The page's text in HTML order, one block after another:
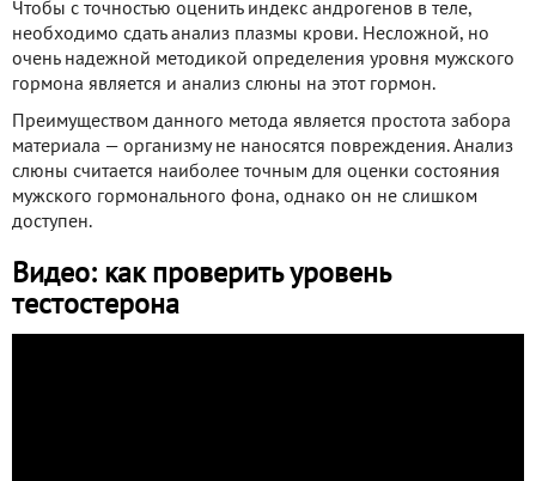
Чтобы с точностью оценить индекс андрогенов в теле,
необходимо сдать анализ плазмы крови. Несложной, но
очень надежной методикой определения уровня мужского
гормона является и анализ слюны на этот гормон.
Преимуществом данного метода является простота забора
материала — организму не наносятся повреждения. Анализ
слюны считается наиболее точным для оценки состояния
мужского гормонального фона, однако он не слишком
доступен.
Видео: как проверить уровень
тестостерона